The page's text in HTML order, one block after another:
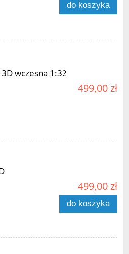
do koszyka
3D wczesna 1:32
499,00 zł
499,00 zł
do koszyka